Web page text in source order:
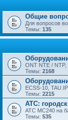
Общие
Для вопросов
Темы: 135
ONT NTE / NTP,
Темы: 2168
ECSS-10,
Темы: 2215
АТС:
АТС МС240 на
Темы: 535